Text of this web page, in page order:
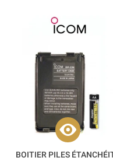
BOITIER PILES